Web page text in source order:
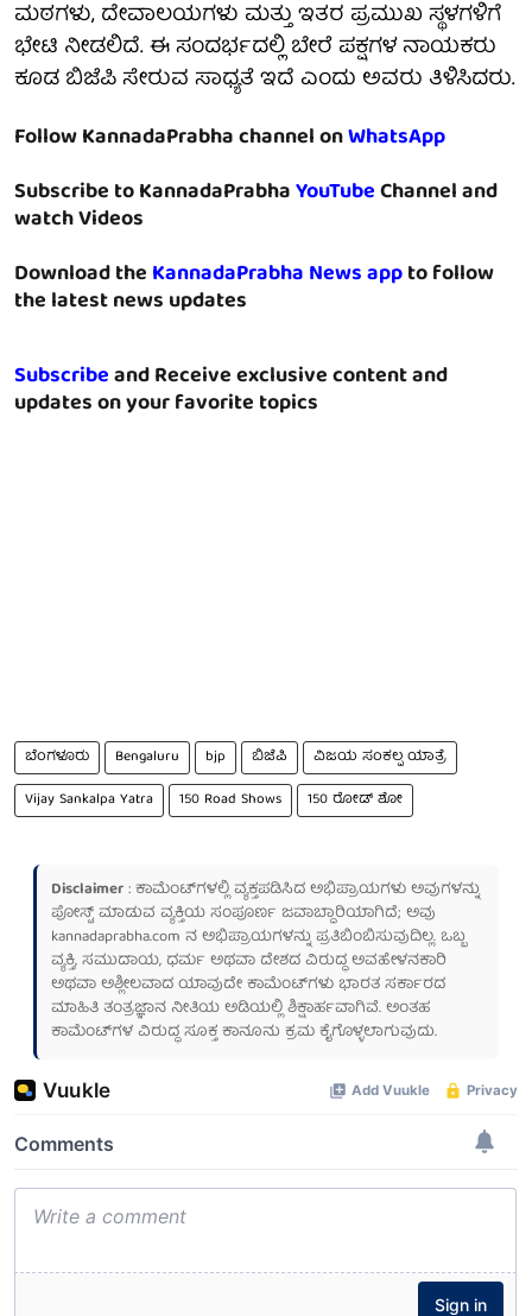
ಮಠಗಳು, ದೇವಾಲಯಗಳು ಮತ್ತು ಇತರ ಪ್ರಮುಖ ಸ್ಥಳಗಳಿಗೆ
ಭೇಟಿ ನೀಡಲಿದೆ. ಈ ಸಂದರ್ಭದಲ್ಲಿ ಬೇರೆ ಪಕ್ಷಗಳ ನಾಯಕರು
ಕೂಡ ಬಿಜೆಪಿ ಸೇರುವ ಸಾಧ್ಯತೆ ಇದೆ ಎಂದು ಅವರು ತಿಳಿಸಿದರು.
Follow KannadaPrabha channel onWhatsApp
Subscribe to KannadaPrabhaYouTubeChannel and
watch Videos
Download theKannadaPrabha News appto follow
the latest news updates
Subscribeand Receive exclusive content and
updates on your favorite topics
ಬೆಂಗಳೂರು Bengaluru bjp ಬಿಜೆಪಿ
ವಿಜಯ ಸಂಕಲ್ಪ ಯಾತ್ರೆ
Vijay Sankalpa Yatra
150 Road Shows 150 ರೋಡ್ ಶೋ
Disclaimer: ಕಾಮೆಂಟ್‌ಗಳಲ್ಲಿ ವ್ಯಕ್ತಪಡಿಸಿದ ಅಭಿಪ್ರಾಯಗಳು ಅವುಗಳನ್ನು
ಪೋಸ್ಟ್ ಮಾಡುವ ವ್ಯಕ್ತಿಯ ಸಂಪೂರ್ಣ ಜವಾಬ್ದಾರಿಯಾಗಿದೆ; ಅವು
kannadaprabha.com ನ ಅಭಿಪ್ರಾಯಗಳನ್ನು ಪ್ರತಿಬಿಂಬಿಸುವುದಿಲ್ಲ. ಒಬ್ಬ
ವ್ಯಕ್ತಿ, ಸಮುದಾಯ, ಧರ್ಮ ಅಥವಾ ದೇಶದ ವಿರುದ್ಧ ಅವಹೇಳನಕಾರಿ
ಅಥವಾ ಅಶ್ಲೀಲವಾದ ಯಾವುದೇ ಕಾಮೆಂಟ್‌ಗಳು ಭಾರತ ಸರ್ಕಾರದ
ಮಾಹಿತಿ ತಂತ್ರಜ್ಞಾನ ನೀತಿಯ ಅಡಿಯಲ್ಲಿ ಶಿಕ್ಷಾರ್ಹವಾಗಿವೆ. ಅಂತಹ
ಕಾಮೆಂಟ್‌ಗಳ ವಿರುದ್ಧ ಸೂಕ್ತ ಕಾನೂನು ಕ್ರಮ ಕೈಗೊಳ್ಳಲಾಗುವುದು.